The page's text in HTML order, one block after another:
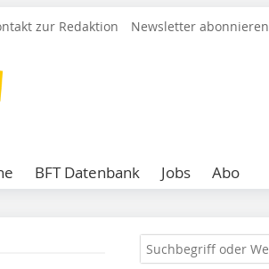
zur Redaktion Newsletter abonnieren
BFT Datenbank Jobs Abo